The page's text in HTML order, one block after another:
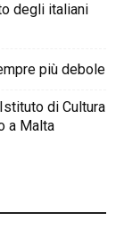
degli italiani
più debole
di Cultura
a Malta